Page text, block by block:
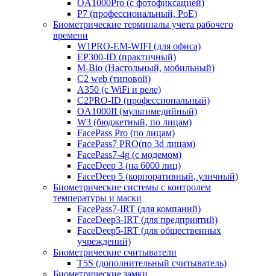
OA1000Pro (с фотофиксацией)
P7 (профессиональный, PoE)
Биометрические терминалы учета рабочего
времени
W1PRO-EM-WIFI (для офиса)
EP300-ID (практичный)
M-Bio (Настольный, мобильный)
С2 web (типовой)
A350 (с WiFi и реле)
C2PRO-ID (профессиональный)
OA1000II (мультимедийный)
W3 (бюджетный, по лицам)
FacePass Pro (по лицам)
FacePass7 PRO(по 3d лицам)
FacePass7-4g (с модемом)
FaceDeep 3 (на 6000 лиц)
FaceDeep 5 (корпоративный, уличный)
Биометрические системы с контролем
температуры и маски
FacePass7-IRT (для компаний)
FaceDeep3-IRT (для предприятий)
FaceDeep5-IRT (для общественных
учреждений)
Биометрические считыватели
T5S (дополнительный считыватель)
Биометрические замки